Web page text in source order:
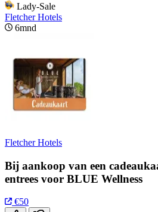
Lady-Sale
Fletcher Hotels
6mnd
Fletcher Hotels
Bij aankoop van een
entrees voor BLUE Wellness
€50